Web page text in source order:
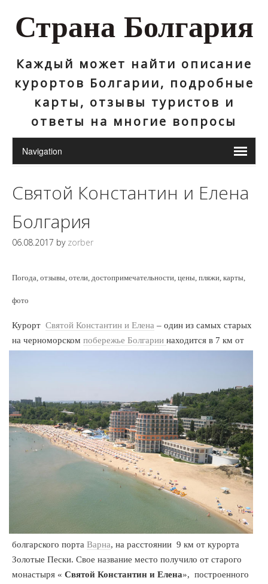
Страна Болгария
Каждый может найти описание
курортов Болгарии, подробные
карты, отзывы туристов и
ответы на многие вопросы
Святой Константин и Елена
Болгария
06.08.2017 by zorber
Погода, отзывы, отели, достопримечательности, цены, пляжи, карты,
фото
Курорт Святой Константин и Елена – один из самых старых
на черноморском побережье Болгарии находится в 7 км от
болгарского порта Варна, на расстоянии 9 км от курорта
Золотые Пески. Свое название место получило от старого
монастыря « Святой Константин и Елена», построенного